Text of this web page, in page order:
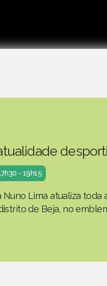
- 19h15
Lima atualiza toda
de Beja, no